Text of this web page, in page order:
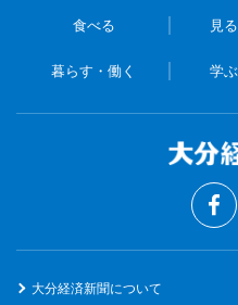
食べる 見
暮らす・働く 学
大分経済新聞について